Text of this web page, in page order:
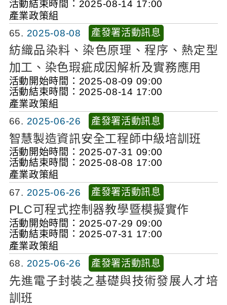
活動結束時間：2025-08-14 17:00
產業政策組
65
2025-08-08 產發署活動訊息
紡織品染料、染色原理、程序、熱定型
加工、染色瑕疵成因解析及實務應用
活動開始時間：2025-08-09 09:00
活動結束時間：2025-08-14 17:00
產業政策組
66
2025-06-26 產發署活動訊息
智慧製造資訊安全工程師中級培訓班
活動開始時間：2025-07-31 09:00
活動結束時間：2025-08-08 17:00
產業政策組
67
2025-06-26 產發署活動訊息
PLC可程式控制器教學暨模擬實作
活動開始時間：2025-07-29 09:00
活動結束時間：2025-07-31 17:00
產業政策組
68
2025-06-26 產發署活動訊息
先進電子封裝之基礎與技術發展人才培
訓班